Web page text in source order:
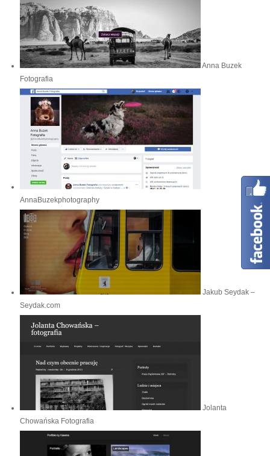
Anna Buzek
Fotografia
AnnaBuzekphotography
Jakub Seydak –
Seydak.com
Jolanta
Chowańska Fotografia